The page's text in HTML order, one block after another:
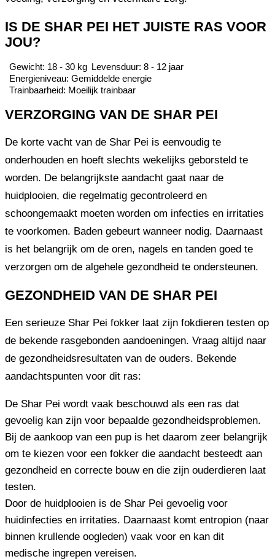
IS DE SHAR PEI HET JUISTE RAS VOOR
JOU?
Gewicht: 18 - 30 kg Levensduur: 8 - 12 jaar
Energieniveau: Gemiddelde energie
Trainbaarheid: Moeilijk trainbaar
VERZORGING VAN DE SHAR PEI
De korte vacht van de Shar Pei is eenvoudig te
onderhouden en hoeft slechts wekelijks geborsteld te
worden. De belangrijkste aandacht gaat naar de
huidplooien, die regelmatig gecontroleerd en
schoongemaakt moeten worden om infecties en irritaties
te voorkomen. Baden gebeurt wanneer nodig. Daarnaast
is het belangrijk om de oren, nagels en tanden goed te
verzorgen om de algehele gezondheid te ondersteunen.
GEZONDHEID VAN DE SHAR PEI
Een serieuze Shar Pei fokker laat zijn fokdieren testen op
de bekende rasgebonden aandoeningen. Vraag altijd naar
de gezondheidsresultaten van de ouders. Bekende
aandachtspunten voor dit ras:
De Shar Pei wordt vaak beschouwd als een ras dat
gevoelig kan zijn voor bepaalde gezondheidsproblemen.
Bij de aankoop van een pup is het daarom zeer belangrijk
om te kiezen voor een fokker die aandacht besteedt aan
gezondheid en correcte bouw en die zijn ouderdieren laat
testen.
Door de huidplooien is de Shar Pei gevoelig voor
huidinfecties en irritaties. Daarnaast komt entropion (naar
binnen krullende oogleden) vaak voor en kan dit
medische ingrepen vereisen.